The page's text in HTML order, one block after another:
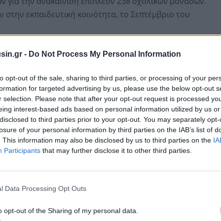
- Do Not Process My Personal Information
opt-out of the sale, sharing to third parties, or processing of your
for targeted advertising by us, please use the below opt-out
selection. Please note that after your opt-out request is processed
interest-based ads based on personal information utilized by us
to third parties prior to your opt-out. You may separately
of your personal information by third parties on the IAB’s list of
This information may also be disclosed by us to third parties on the
Participants that may further disclose it to other third parties.
Data Processing Opt Outs
opt-out of the Sharing of my personal data.
εκπαιδευτική κοινότητα, το Σεπτέμβριο του
στο υπουργείο Υποδομών και
Οικονομίας και Οικονομικών Κυριάκου
Παιδείας Θρησκευμάτων και Αθλητισμού Σοφίας
Δήμα, καθώς και των Διευθυνόντων Συμβούλων
Φωκίωνα Καραβία, του Προέδρου του Διοικητικού
του Διευθύνοντος Συμβούλου της
της Ελληνικής Ένωσης Τραπεζών Γιώργου Ζανιά.
οι εκπρόσωποι των μερών για την εκτέλεση
της Ελληνικής Ένωσης Τραπεζών Χαρούλα
Υποδομές Α.Ε» Αθανάσιος Γιάνναρης.